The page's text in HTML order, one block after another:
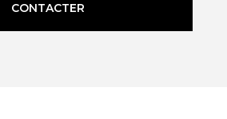
CONTACTER